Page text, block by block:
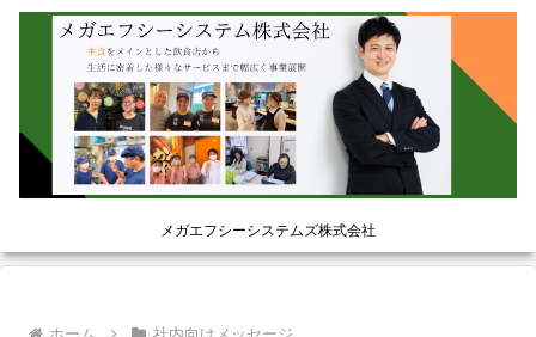
メガエフシーシステムズ株式会社